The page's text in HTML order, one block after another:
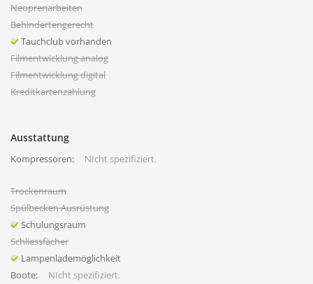
Neoprenarbeiten
Behindertengerecht
Tauchclub vorhanden
Filmentwicklung analog
Filmentwicklung digital
Kreditkartenzahlung
Ausstattung
Kompressoren: NIcht spezifiziert.
Trockenraum
Spülbecken Ausrüstung
Schulungsraum
Schliessfächer
Lampenlademöglichkeit
Boote:
NIcht spezifiziert.